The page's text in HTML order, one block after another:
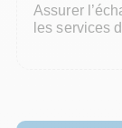
Assurer
les services